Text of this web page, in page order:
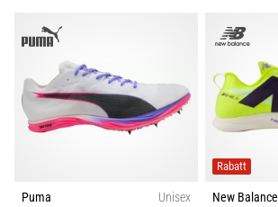
Puma
Unisex
Rabatt
New Balance